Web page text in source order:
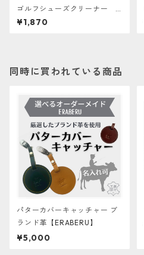
ゴルフシューズクリーナー B
RIGA GOLF
¥1,870
同時に買われている商品
パターカバーキャッチャー ブ
ランド革【ERABERU】
¥5,000